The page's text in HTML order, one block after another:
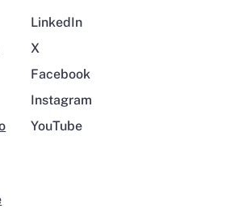
LinkedIn
X
Facebook
Instagram
YouTube